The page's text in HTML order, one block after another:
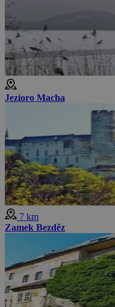
Jezioro Macha
7 km
Zamek Bezděz